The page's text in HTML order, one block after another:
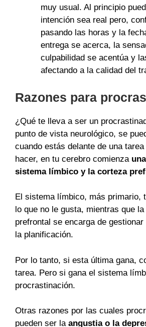
muy usual. Al principio
intención sea real pero,
pasando las horas y la
entrega se acerca, la
culpabilidad se acentúa y
afectando a la calidad del
Razones para
¿Qué te lleva a ser un
punto de vista neurológico, se
cuando estás delante de una
hacer, en tu cerebro comienza
sistema límbico y la corteza
El sistema límbico, más primario,
lo que no le gusta, mientras que
prefrontal se encarga de
la planificación.
Por lo tanto, si esta última gana,
tarea. Pero si gana el sistema
procrastinación.
Otras razones por las cuales
pueden ser la angustia o la